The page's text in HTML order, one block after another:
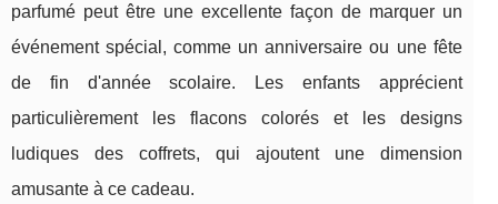
parfumé peut être une excellente façon de marquer un
événement spécial, comme un anniversaire ou une fête
de fin d'année scolaire. Les enfants apprécient
particulièrement les flacons colorés et les designs
ludiques des coffrets, qui ajoutent une dimension
amusante à ce cadeau.